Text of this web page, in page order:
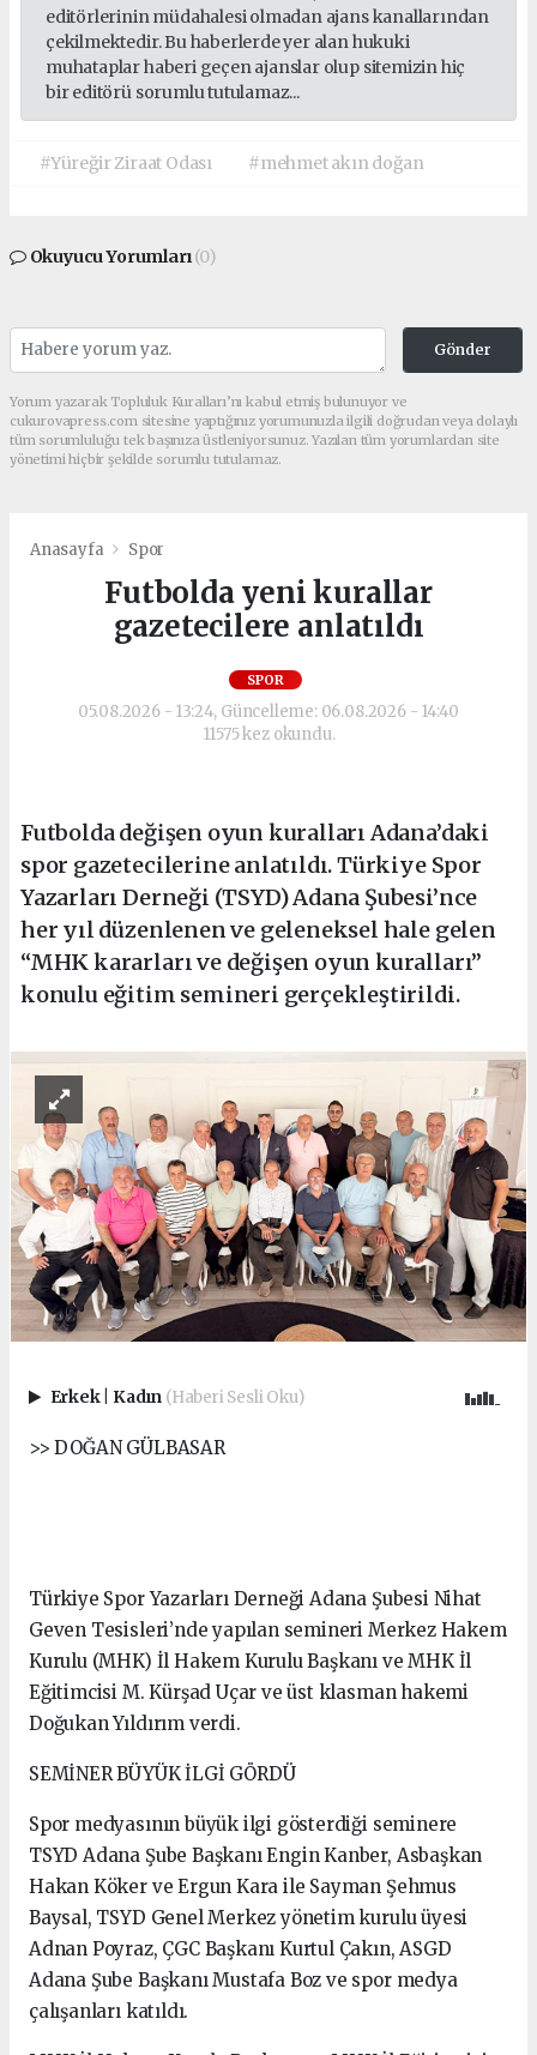
editörlerinin müdahalesi olmadan ajans kanallarından
çekilmektedir. Bu haberlerde yer alan hukuki
muhataplar haberi geçen ajanslar olup sitemizin hiç
bir editörü sorumlu tutulamaz...
#Yüreğir Ziraat Odası #mehmet akın doğan
Okuyucu Yorumları(0)
Gönder
Yorum yazarak Topluluk Kuralları’nı kabul etmiş bulunuyor ve
cukurovapress.com sitesine yaptığınız yorumunuzla ilgili doğrudan veya dolaylı
tüm sorumluluğu tek başınıza üstleniyorsunuz. Yazılan tüm yorumlardan site
yönetimi hiçbir şekilde sorumlu tutulamaz.
Anasayfa Spor
Futbolda yeni kurallar
gazetecilere anlatıldı
SPOR
05.08.2026 - 13:24, Güncelleme: 06.08.2026 - 14:40
11575 kez okundu.
Futbolda değişen oyun kuralları Adana’daki
spor gazetecilerine anlatıldı. Türkiye Spor
Yazarları Derneği (TSYD) Adana Şubesi’nce
her yıl düzenlenen ve geleneksel hale gelen
“MHK kararları ve değişen oyun kuralları”
konulu eğitim semineri gerçekleştirildi.
Erkek Kadın (Haberi Sesli Oku)
>> DOĞAN GÜLBASAR
Türkiye Spor Yazarları Derneği Adana Şubesi Nihat
Geven Tesisleri’nde yapılan semineri Merkez Hakem
Kurulu (MHK) İl Hakem Kurulu Başkanı ve MHK İl
Eğitimcisi M. Kürşad Uçar ve üst klasman hakemi
Doğukan Yıldırım verdi.
SEMİNER BÜYÜK İLGİ GÖRDÜ
Spor medyasının büyük ilgi gösterdiği seminere
TSYD Adana Şube Başkanı Engin Kanber, Asbaşkan
Hakan Köker ve Ergun Kara ile Sayman Şehmus
Baysal, TSYD Genel Merkez yönetim kurulu üyesi
Adnan Poyraz, ÇGC Başkanı Kurtul Çakın, ASGD
Adana Şube Başkanı Mustafa Boz ve spor medya
çalışanları katıldı.